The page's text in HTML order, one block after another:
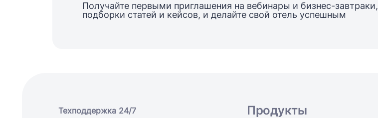
Получайте первыми приглашения на вебинары и бизнес-завтраки,
подборки статей и кейсов, и делайте свой отель успешным
Техподдержка 24/7 Продукты